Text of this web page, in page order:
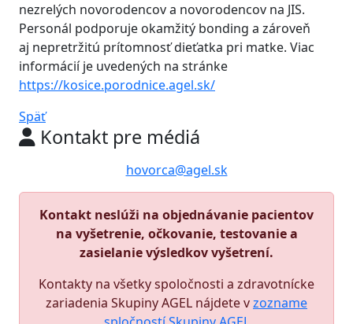
nezrelých novorodencov a novorodencov na JIS.
Personál podporuje okamžitý bonding a zároveň
aj nepretržitú prítomnosť dieťatka pri matke. Viac
informácií je uvedených na stránke
https://kosice.porodnice.agel.sk/
Späť
Kontakt pre médiá
hovorca@agel.sk
Kontakt neslúži na objednávanie pacientov
na vyšetrenie, očkovanie, testovanie a
zasielanie výsledkov vyšetrení.
Kontakty na všetky spoločnosti a zdravotnícke
zariadenia Skupiny AGEL nájdete vzozname